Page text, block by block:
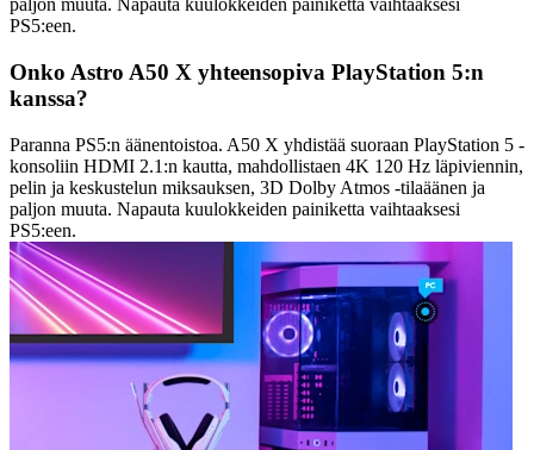
paljon muuta. Napauta kuulokkeiden painiketta vaihtaaksesi
PS5:een.
Onko Astro A50 X yhteensopiva PlayStation 5:n
kanssa?
Paranna PS5:n äänentoistoa. A50 X yhdistää suoraan PlayStation 5 -
konsoliin HDMI 2.1:n kautta, mahdollistaen 4K 120 Hz läpiviennin,
pelin ja keskustelun miksauksen, 3D Dolby Atmos -tilaäänen ja
paljon muuta. Napauta kuulokkeiden painiketta vaihtaaksesi
PS5:een.